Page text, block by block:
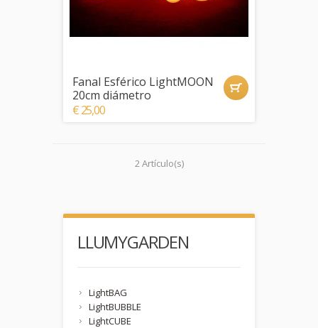
Fanal Esférico LightMOON
20cm diámetro
€ 25,00
2 Artículo(s)
LLUMYGARDEN
LightBAG
LightBUBBLE
LightCUBE